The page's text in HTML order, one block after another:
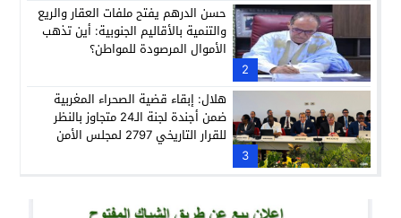
2
حسن الدرهم يفتح ملفات العقار والريع
والتنمية بالأقاليم الجنوبية: أين تذهب
الأموال المرصودة للمواطن؟
3
هلال: إبقاء قضية الصحراء المغربية
ضمن أجندة لجنة الـ24 متجاوز بالنظر
للقرار التاريخي 2797 لمجلس الأمن